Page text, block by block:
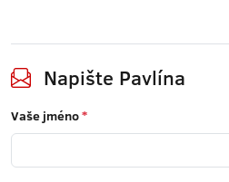
Napište Pavlína
Vaše jméno*